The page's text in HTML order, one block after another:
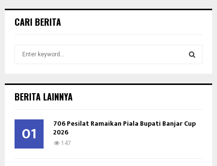
CARI BERITA
h
o
BERITA LAINNYA
01 706 Pesilat Ramaikan Piala Bupati Banjar Cup
2026
147